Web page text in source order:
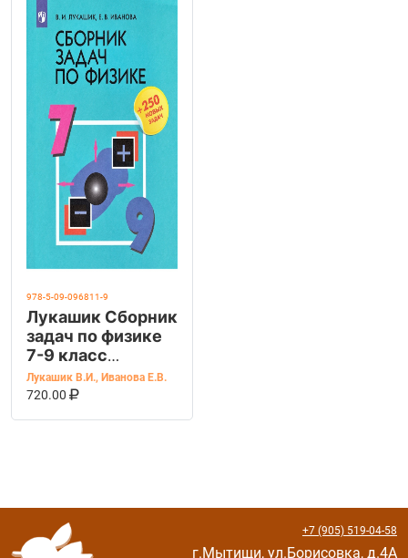
978-5-09-096811-9
Лукашик Сборник
задач по физике
7-9 класс
(Просвещение.)
Лукашик В.И., Иванова Е.В.
720.00
В КОРЗИНУ
+7 (905) 519-04-58
г.Мытищи, ул.Борисовка, д.4А